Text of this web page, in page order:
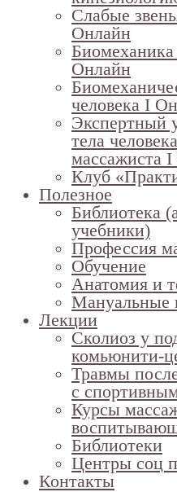
Слабые
Онлайн
Онлайн
человека I
Экспертный
тела
массажиста
Клуб
Полезное
Библиотека
учебники)
Профессия
Обучение
Анатомия и
Мануальные
Лекции
Сколиоз у
комьюнити-
Травмы
с
Курсы
Библиотеки
Центры соц
Контакты